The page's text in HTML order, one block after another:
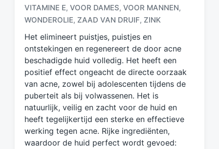
e
t
a
d
m
e
t
VITAMINE E, VOOR DAMES, VOOR MANNEN,
WONDEROLIE, ZAAD VAN DRUIF, ZINK
Het elimineert puistjes, puistjes en
ontstekingen en regenereert de door acne
beschadigde huid volledig. Het heeft een
positief effect ongeacht de directe oorzaak
van acne, zowel bij adolescenten tijdens de
puberteit als bij volwassenen. Het is
natuurlijk, veilig en zacht voor de huid en
heeft tegelijkertijd een sterke en effectieve
werking tegen acne. Rijke ingrediënten,
waardoor de huid perfect wordt gevoed: